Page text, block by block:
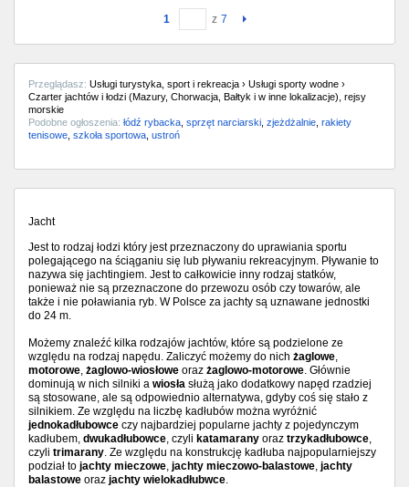
1 z 7
Przeglądasz: Usługi turystyka, sport i rekreacja › Usługi sporty wodne ›
Czarter jachtów i łodzi (Mazury, Chorwacja, Bałtyk i w inne lokalizacje), rejsy
morskie
Podobne ogłoszenia: łódź rybacka sprzęt narciarski zjeżdżalnie rakiety
tenisowe szkoła sportowa ustroń
Jacht
Jest to rodzaj łodzi który jest przeznaczony do uprawiania sportu
polegającego na ściąganiu się lub pływaniu rekreacyjnym. Pływanie to
nazywa się jachtingiem. Jest to całkowicie inny rodzaj statków,
ponieważ nie są przeznaczone do przewozu osób czy towarów, ale
także i nie poławiania ryb. W Polsce za jachty są uznawane jednostki
do 24 m.
Możemy znaleźć kilka rodzajów jachtów, które są podzielone ze
względu na rodzaj napędu. Zaliczyć możemy do nich żaglowe,
motorowe, żaglowo-wiosłowe oraz żaglowo-motorowe. Głównie
dominują w nich silniki a wiosła służą jako dodatkowy napęd rzadziej
są stosowane, ale są odpowiednio alternatywa, gdyby coś się stało z
silnikiem. Ze względu na liczbę kadłubów można wyróżnić
jednokadłubowce czy najbardziej popularne jachty z pojedynczym
kadłubem, dwukadłubowce, czyli katamarany oraz trzykadłubowce,
czyli trimarany. Ze względu na konstrukcję kadłuba najpopularniejszy
podział to jachty mieczowe, jachty mieczowo-balastowe, jachty
balastowe oraz jachty wielokadłubwce.